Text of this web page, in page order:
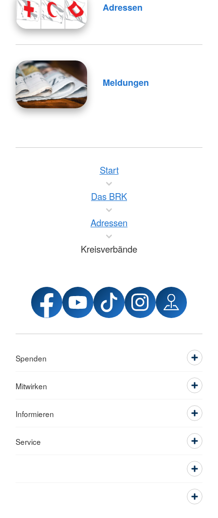
Adressen
Meldungen
Start
Das BRK
Adressen
Kreisverbände
Spenden
Mitwirken
Informieren
Service